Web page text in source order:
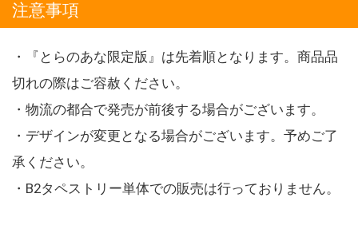
注意事項
・『とらのあな限定版』は先着順となります。商品品
切れの際はご容赦ください。
・物流の都合で発売が前後する場合がございます。
・デザインが変更となる場合がございます。予めご了
承ください。
・B2タペストリー単体での販売は行っておりません。